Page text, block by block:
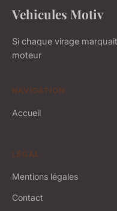
Vehicules Motiv
Si chaque virage
moteur
NAVIGATION
Accueil
LÉGAL
Mentions légales
Contact